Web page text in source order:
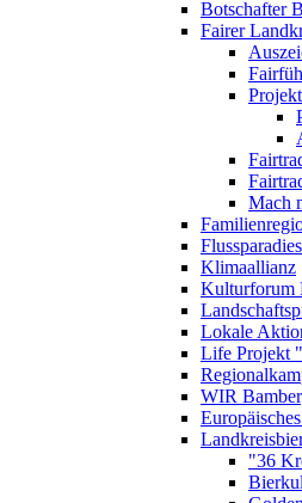
Botschafter
Fairer
Mach
Klimaallianz
Kulturforum
Lokale
Life Projekt
WIR
"36